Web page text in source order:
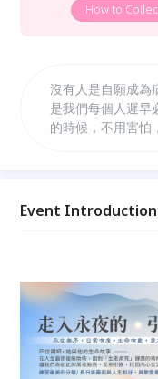
How to
沒有人是自願成為
是我們每個人遲早
的時候，不用害怕
Event Introduction